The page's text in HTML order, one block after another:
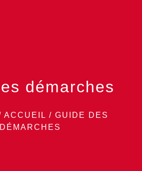
démarches
ACCUEIL / GUIDE DES
DÉMARCHES